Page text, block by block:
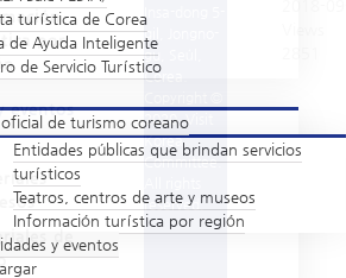
turística de Corea
de Ayuda Inteligente
de Servicio Turístico
de turismo coreano
Entidades públicas que brindan servicios
turísticos
Teatros, centros de arte y museos
Información turística por región
y eventos
por
eventos
de
gil, Jongno-
gu, Seúl,
Corea.
2020. Visit
Korea
Committee.
reserved.